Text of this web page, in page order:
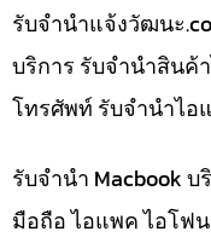
รับจํานําแจ้งวัฒนะ
บริการ รับจำนำสินค้
โทรศัพท์ รับจำนำไอ
รับจำนำ Macbook
มือถือ ไอแพค ไอโฟ